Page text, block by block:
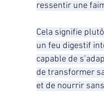
ressentir une
Cela signifie
un feu digestif
capable de
de transformer
et de nourrir